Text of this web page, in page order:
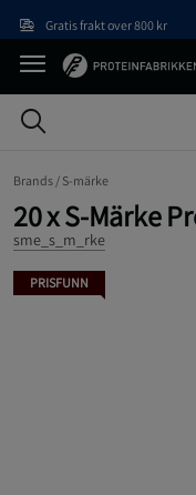
Gratis frakt over 800 kr
Brands / S-märke
20 x S-Märke
sme_s_m_rke
PRISFUNN